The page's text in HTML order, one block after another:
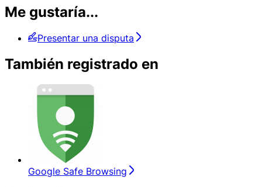
Me gustaría...
Presentar una disputa
También registrado en
Google Safe Browsing